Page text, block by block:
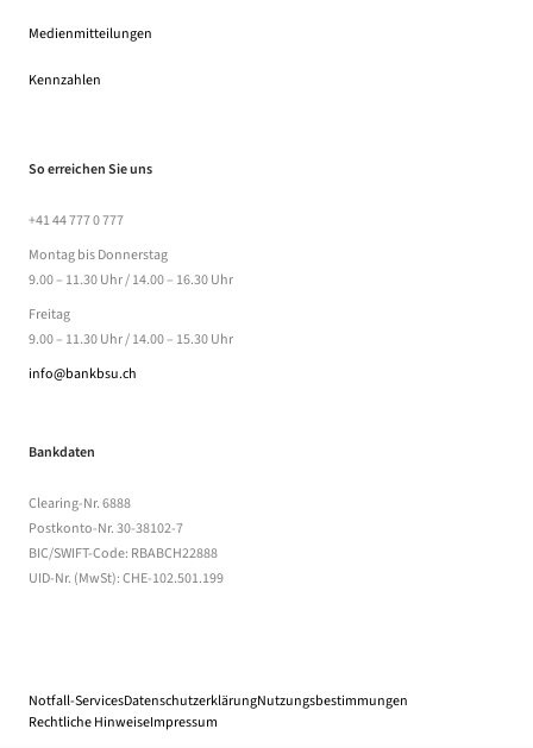
Medienmitteilungen
Kennzahlen
So erreichen Sie uns
+41 44 777 0 777
Montag bis Donnerstag
9.00 – 11.30 Uhr / 14.00 – 16.30 Uhr
Freitag
9.00 – 11.30 Uhr / 14.00 – 15.30 Uhr
info@bankbsu.ch
Bankdaten
Clearing-Nr. 6888
Postkonto-Nr. 30-38102-7
BIC/SWIFT-Code: RBABCH22888
UID-Nr. (MwSt): CHE-102.501.199
Notfall-ServicesDatenschutzerklärung(öffnet in einem neuen Tab)
Nutzungsbestimmungen
Rechtliche Hinweise(öffnet in einem neuen Tab)
Impressum